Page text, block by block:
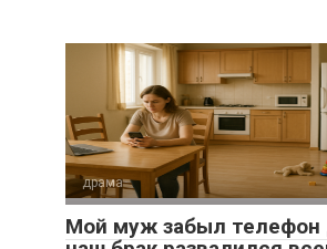
драма
Мой муж забыл телефон